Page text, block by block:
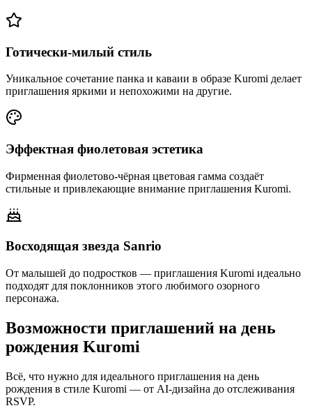
Готически-милый стиль
Уникальное сочетание панка и каваии в образе Kuromi делает
приглашения яркими и непохожими на другие.
Эффектная фиолетовая эстетика
Фирменная фиолетово-чёрная цветовая гамма создаёт
стильные и привлекающие внимание приглашения Kuromi.
Восходящая звезда Sanrio
От малышей до подростков — приглашения Kuromi идеально
подходят для поклонников этого любимого озорного
персонажа.
Возможности приглашений на день
рождения Kuromi
Всё, что нужно для идеального приглашения на день
рождения в стиле Kuromi — от AI-дизайна до отслеживания
RSVP.